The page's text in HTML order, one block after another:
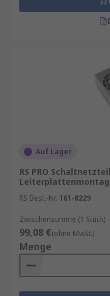
Auf Lager
RS PRO
RS Best.-Nr. 161-8229
Zwischensumme (1 Stück)
99,08 €(ohne MwSt.)
Menge